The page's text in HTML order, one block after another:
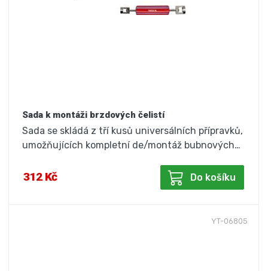
Sada k montáži brzdových čelistí
Sada se skládá z tří kusů universálních přípravků,
umožňujících kompletní de/montáž bubnových…
312 Kč Do košíku
YT-06805